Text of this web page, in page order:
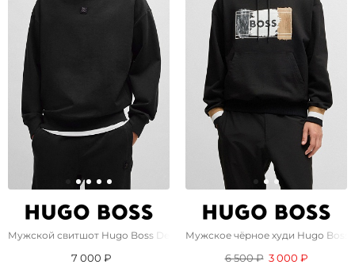
Мужской свитшот Hugo Boss Dettil - Black
7 000 ₽
Мужское чёрное худи Hugo Boss
6 500 ₽ 3 000 ₽